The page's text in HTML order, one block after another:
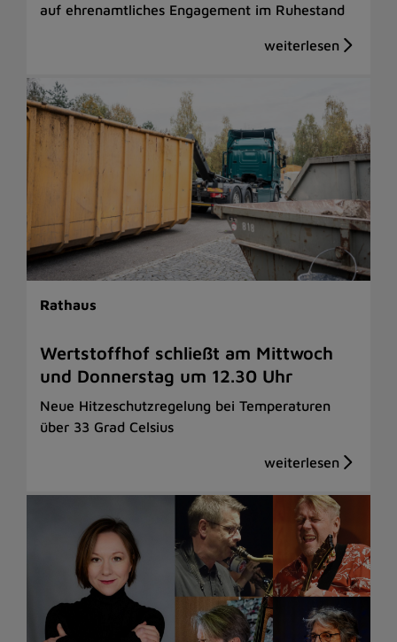
auf ehrenamtliches Engagement im Ruhestand
Rathaus
Wertstoffhof schließt am Mittwoch
und Donnerstag um 12.30 Uhr
Neue Hitzeschutzregelung bei Temperaturen
über 33 Grad Celsius